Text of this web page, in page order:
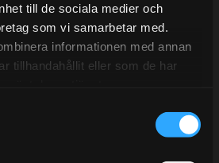
till de sociala medier och
som vi samarbetar med.
informationen med annan
tillhandahållit eller som de har